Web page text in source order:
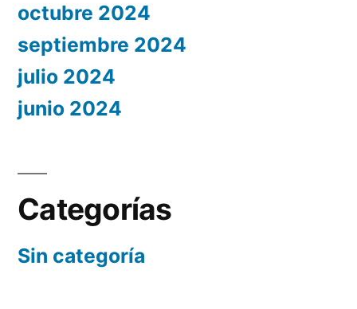
octubre 2024
septiembre 2024
julio 2024
junio 2024
Categorías
Sin categoría